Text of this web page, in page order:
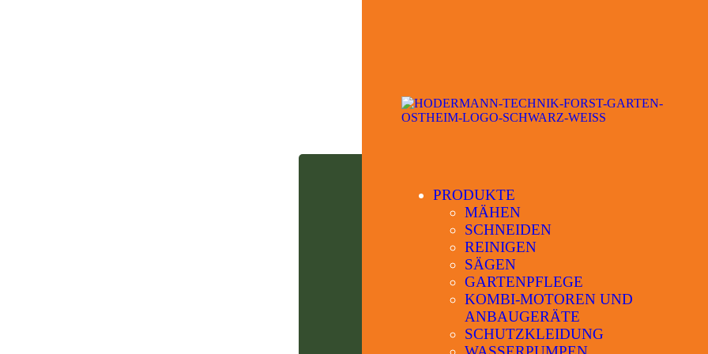
PRODUKTE
MÄHEN
SCHNEIDEN
REINIGEN
SÄGEN
GARTENPFLEGE
KOMBI-MOTOREN UND
ANBAUGERÄTE
SCHUTZKLEIDUNG
Wir sind für Sie da